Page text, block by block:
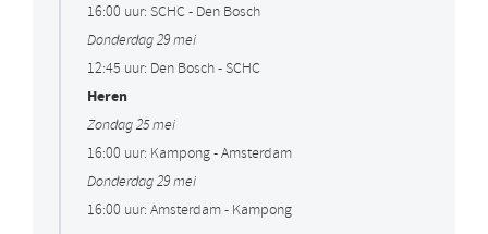
16:00 uur: SCHC - Den Bosch
Donderdag 29 mei
12:45 uur: Den Bosch - SCHC
Heren
Zondag 25 mei
16:00 uur: Kampong - Amsterdam
Donderdag 29 mei
16:00 uur: Amsterdam - Kampong